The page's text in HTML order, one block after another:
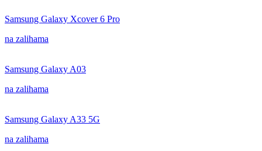
Samsung Galaxy Xcover 6 Pro
na zalihama
Samsung Galaxy A03
na zalihama
Samsung Galaxy A33 5G
na zalihama